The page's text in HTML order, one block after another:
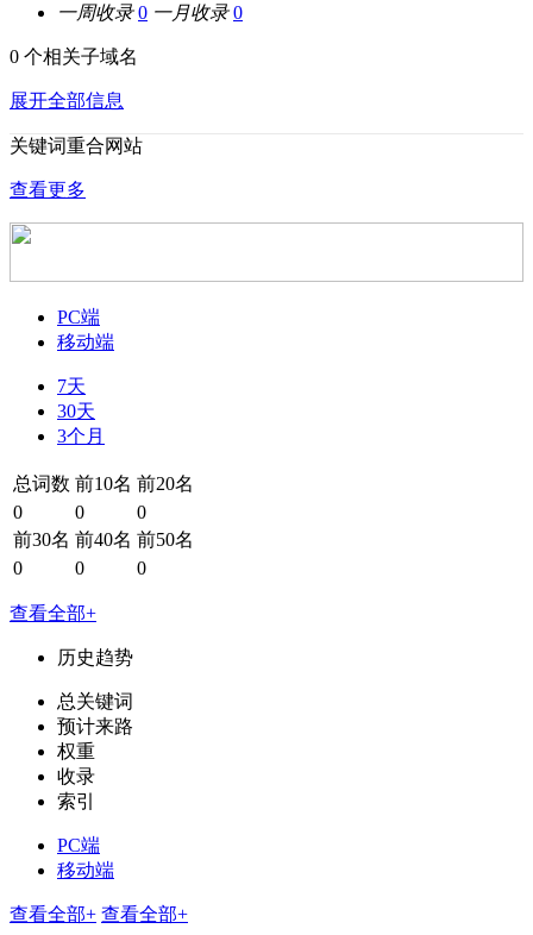
一周收录 0 一月收录 0
0 个相关子域名
展开全部信息
关键词重合网站
查看更多
PC端
移动端
7天
30天
3个月
总词数 前10名 前20名
0
0
0
前30名 前40名 前50名
0
0 0
查看全部+
历史趋势
总关键词
预计来路
权重
收录
索引
PC端
移动端
查看全部+ 查看全部+